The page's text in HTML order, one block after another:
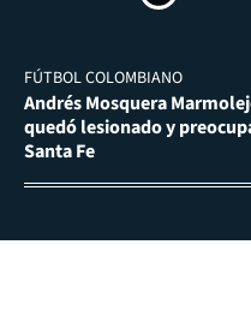
FÚTBOL COLOMBIANO
Andrés Mosquera
quedó lesionado y
Santa Fe